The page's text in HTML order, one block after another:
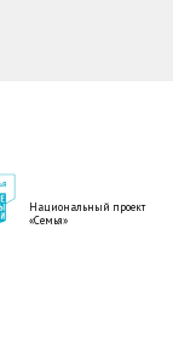
Национальный проект
«Семья»